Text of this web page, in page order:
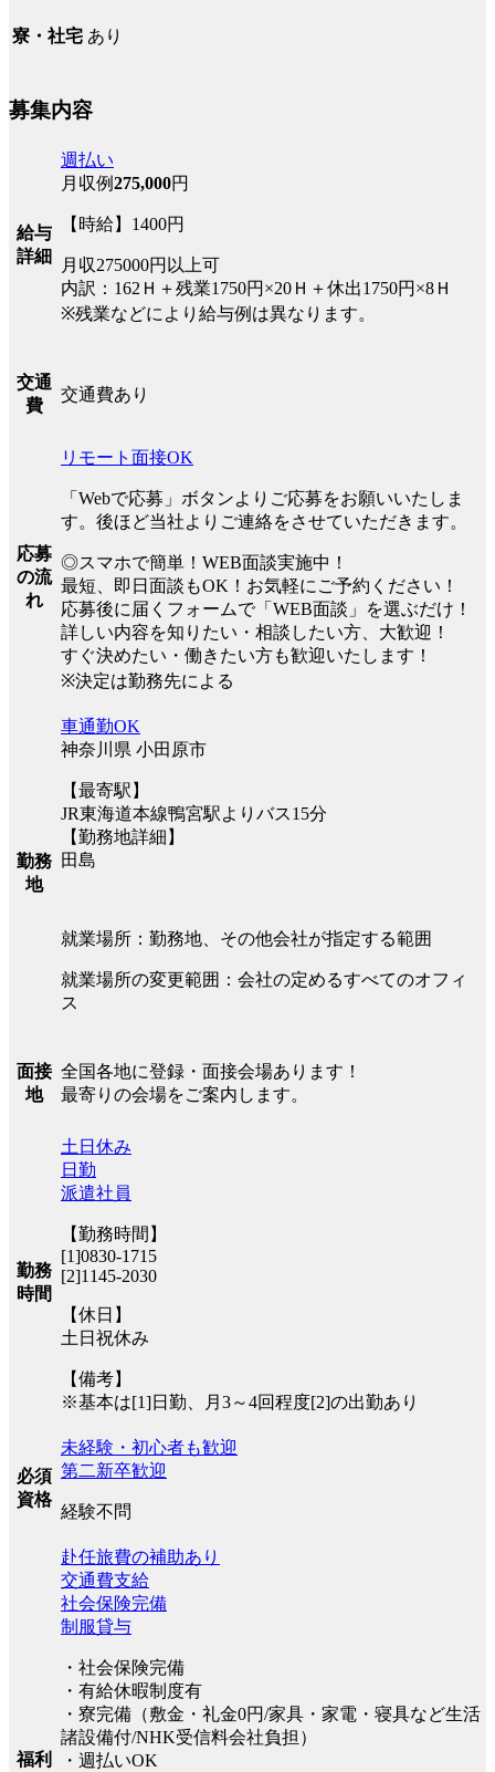
寮・社宅 あり
募集内容
給与
詳細
週払い
月収例275,000円
【時給】1400円
月収275000円以上可
内訳：162Ｈ＋残業1750円×20Ｈ＋休出1750円×8Ｈ
※残業などにより給与例は異なります。
交通
費
交通費あり
応募
の流
れ
リモート面接OK
「Webで応募」ボタンよりご応募をお願いいたしま
す。後ほど当社よりご連絡をさせていただきます。
◎スマホで簡単！WEB面談実施中！
最短、即日面談もOK！お気軽にご予約ください！
応募後に届くフォームで「WEB面談」を選ぶだけ！
詳しい内容を知りたい・相談したい方、大歓迎！
すぐ決めたい・働きたい方も歓迎いたします！
※決定は勤務先による
勤務
地
車通勤OK
神奈川県 小田原市
【最寄駅】
JR東海道本線鴨宮駅よりバス15分
【勤務地詳細】
田島
就業場所：勤務地、その他会社が指定する範囲
就業場所の変更範囲：会社の定めるすべてのオフィ
ス
面接
地
全国各地に登録・面接会場あります！
最寄りの会場をご案内します。
勤務
時間
土日休み
日勤
派遣社員
【勤務時間】
[1]0830-1715
[2]1145-2030
【休日】
土日祝休み
【備考】
※基本は[1]日勤、月3～4回程度[2]の出勤あり
必須
資格
未経験・初心者も歓迎
第二新卒歓迎
経験不問
福利
赴任旅費の補助あり
交通費支給
社会保険完備
制服貸与
・社会保険完備
・有給休暇制度有
・寮完備（敷金・礼金0円/家具・家電・寝具など生活
諸設備付/NHK受信料会社負担）
・週払いOK